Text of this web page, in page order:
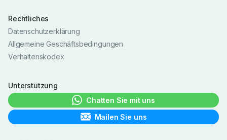
Rechtliches
Datenschutzerklärung
Allgemeine Geschäftsbedingungen
Verhaltenskodex
Unterstützung
Chatten Sie mit uns
Mailen Sie uns